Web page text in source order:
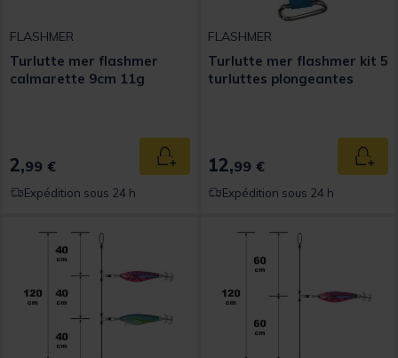
FLASHMER
Turlutte mer flashmer
calmarette 9cm 11g
2,99 € Ajouter au panier
Expédition sous 24 h
FLASHMER
Turlutte mer flashmer kit 5
turluttes plongeantes
12,99 €
Expédition sous 24 h